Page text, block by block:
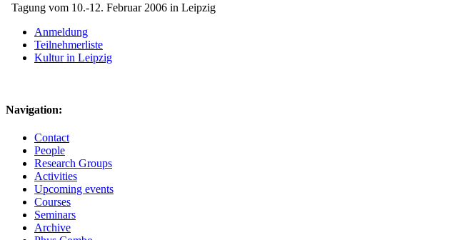
Tagung vom 10.-12. Februar 2006 in Leipzig
Anmeldung
Teilnehmerliste
Kultur in Leipzig
Navigation:
Contact
People
Research Groups
Activities
Upcoming events
Courses
Seminars
Archive